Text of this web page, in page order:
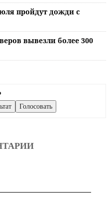
пройдут дожди с
вывезли более 300